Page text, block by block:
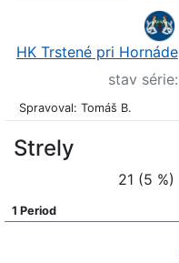
HK Trstené pri Hornáde
stav série:
Spravoval: Tomáš B.
Strely
21 (5 %)
1 Period